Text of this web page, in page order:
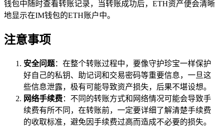
钱包中随时查看转账记录，当转账成功后，ETH资产便会清晰
地显示在IM钱包的ETH账户中。
注意事项
安全问题：在整个转账过程中，要像守护珍宝一样保护
好自己的私钥、助记词和交易密码等重要信息，一旦这
些信息泄露，极有可能导致资产损失，后果不堪设想。
网络手续费：不同的转账方式和网络情况可能会导致手
续费有所不同，在转账前，一定要详细了解清楚手续费
的收取标准，避免因手续费过高而造成不必要的损失。